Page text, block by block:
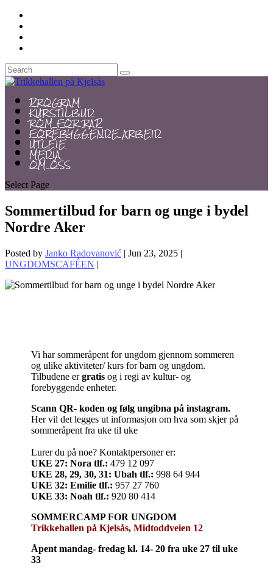
PROGRAM
KURSTILBUD
ROM FOR RAP
FOREBYGGENDE ARBEID
UTLEIE
MEDIA
OM OSS
Select Page
Sommertilbud for barn og unge i bydel
Nordre Aker
Posted by Janko Radovanović | Jun 23, 2025 |
UNGDOMSCAFÉEN |
Vi har sommeråpent for ungdom gjennom sommeren
og ulike aktiviteter/ kurs for barn og ungdom.
Tilbudene ergratis og i regi av kultur- og
forebyggende enheter.
Scann QR- koden og følg ungibna på instagram.
Her vil det legges ut informasjon om hva som skjer på
sommeråpent fra uke til uke
Lurer du på noe? Kontaktpersoner er:
UKE 27: Nora tlf.: 479 12 097
UKE 28, 29, 30, 31: Ubah tlf.: 998 64 944
UKE 32: Emilie tlf.: 957 27 760
UKE 33: Noah tlf.: 920 80 414
SOMMERCAMP FOR UNGDOM
Trikkehallen på Kjelsås, Midtoddveien 12
Åpent mandag- fredag kl. 14- 20 fra uke 27 til uke
33